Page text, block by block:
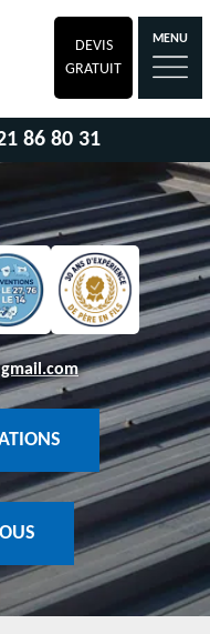
DEVIS
GRATUIT
MENU
86 80 31